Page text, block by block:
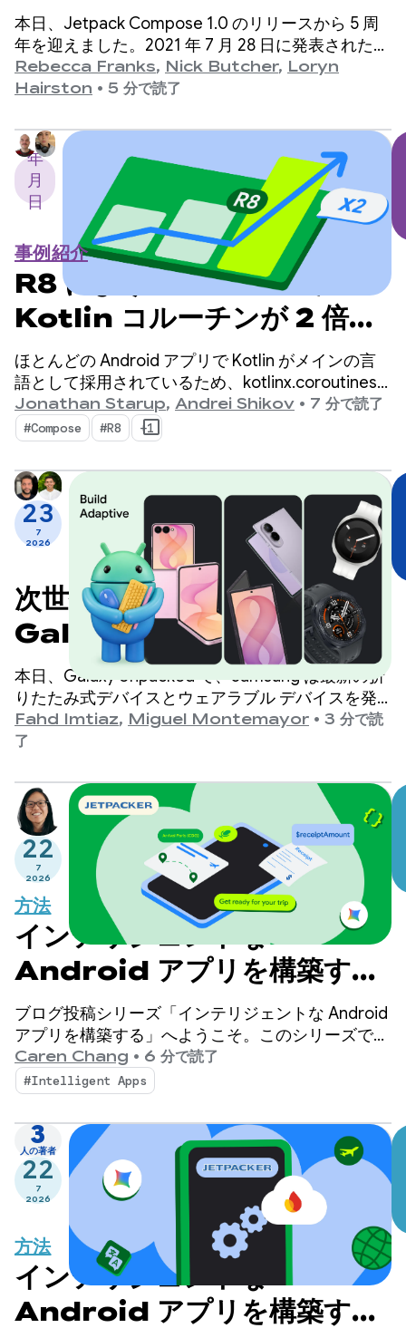
本日、Jetpack Compose 1.0 のリリースから 5 周
年を迎えました。2021 年 7 月 28 日に発表されたバ
ージョン 1.0 から最新の 1.11 リリースまで、API は
長年にわたって大幅に進化しており、この節目を祝
Rebecca Franks, Nick Butcher, Loryn
Hairston • 5 分で読了
年
月
日
事例紹介
R8 により Android での
Kotlin コルーチンが 2 倍高
速化
ほとんどの Android アプリで Kotlin がメインの言
語として採用されているため、kotlinx.coroutines
は非同期プログラミングの事実上の標準となってい
ます。このライブラリは、Kotlin ネイティブの同時
実行フローを管理するための、適切に設計された構
造化された方法を提供します。
Jonathan Starup, Andrei Shikov • 7 分で読了
#Compose #R8 +1
23
7
2026
次世代の Samsung
Galaxy デバイス向けにアプ
リを最適化する
本日、Galaxy Unpacked で、Samsung は最新の折
りたたみ式デバイスとウェアラブル デバイスを発
表しました。デベロッパーにとって、アプリでサポ
ートする必要があるフォーム ファクタ、画面サイ
味します。
Fahd Imtiaz, Miguel Montemayor • 3 分で読
了
22
7
2026
方法
インテリジェントな
Android アプリを構築する:
オンデバイス推論
ブログ投稿シリーズ「インテリジェントな Android
アプリを構築する」へようこそ。このシリーズで
は、基本的な Android アプリをパーソナライズされ
たインテリジェントなエージェント エクスペリエ
ンスに変換します。前回の投稿では、このシリーズ
全体で使用するデモアプリである Jetpacker を紹
介しました。
Caren Chang • 6 分で読了
#Intelligent Apps
3
人の著者
22
7
2026
方法
インテリジェントな
Android アプリを構築する: